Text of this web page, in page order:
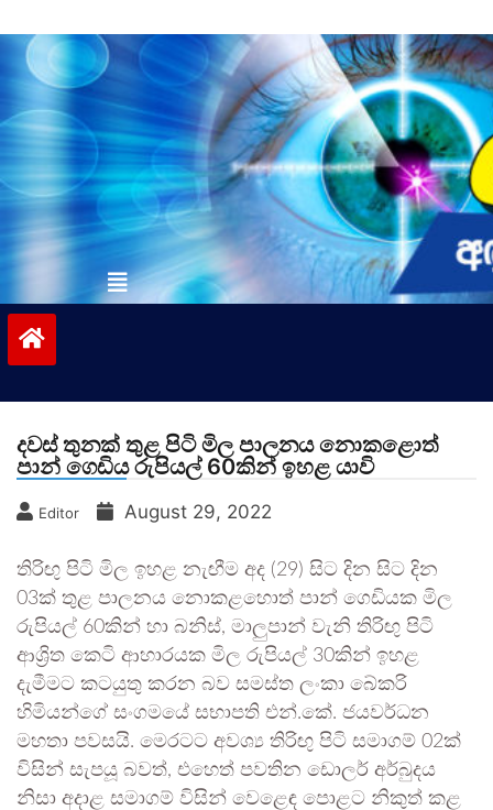
to
contentvinivida.lk
දවස් තුනක් තුළ පිටි මිල පාලනය නොකළොත්
පාන් ගෙඩිය රුපියල් 60කින් ඉහළ යාවි
Editor August 29, 2022
තිරිඟු පිටි මිල ඉහළ නැඟීම අද (29) සිට දින සිට දින
03ක් තුළ පාලනය නොකළහොත් පාන් ගෙඩියක මිල
රුපියල් 60කින් හා බනිස්, මාලුපාන් වැනි තිරිඟු පිටි
ආශ්‍රිත කෙටි ආහාරයක මිල රුපියල් 30කින් ඉහළ
දැමීමට කටයුතු කරන බව සමස්ත ලංකා බේකරි
හිමියන්ගේ සංගමයේ සභාපති එන්.කේ. ජයවර්ධන
මහතා පවසයි. මෙරටට අවශ්‍ය තිරිඟු පිටි සමාගම් 02ක්
විසින් සැපයූ බවත්, එහෙත් පවතින ඩොලර් අර්බුදය
නිසා අදාළ සමාගම් විසින් වෙළෙඳ පොළට නිකුත් කළ